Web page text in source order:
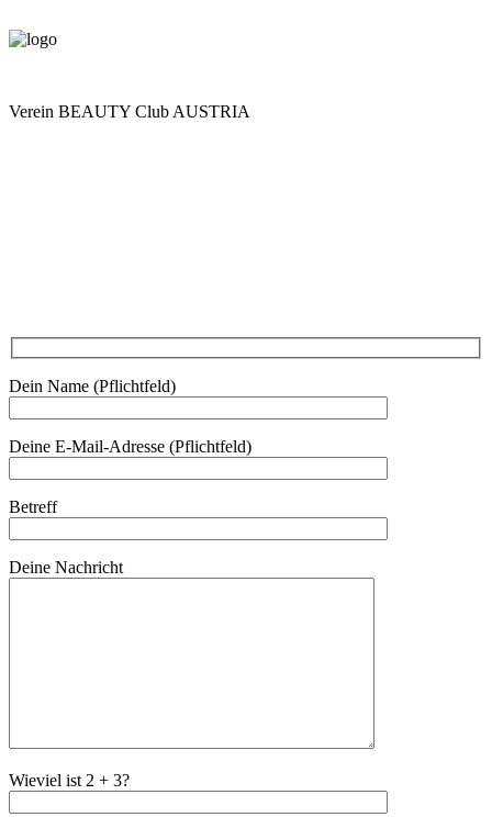
Verein BEAUTY Club AUSTRIA
Dein Name (Pflichtfeld)
Deine E-Mail-Adresse (Pflichtfeld)
Betreff
Deine Nachricht
Wieviel ist 2 + 3?